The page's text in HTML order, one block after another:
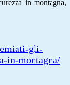
in montagna,
gli-
in-montagna/